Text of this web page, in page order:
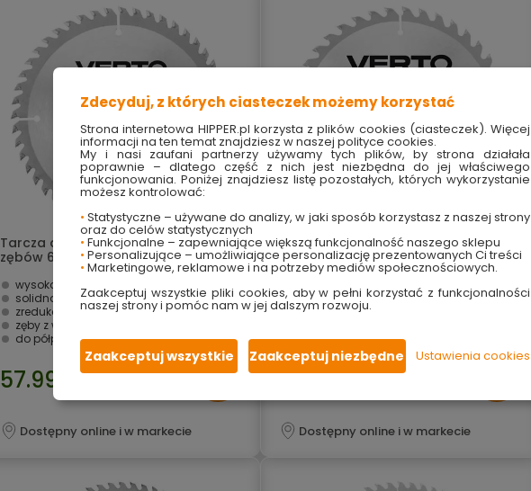
Tarcza do pilarki 160 x 30 mm 48
zębów 61H105 VERTO
wysoka jakość
solidna i wytrzymała
zredukowana grubość
zęby z węglika spiekanego
do półprecyzyjnego cięcia drewna
57.99 zł
Dostępny online i w markecie
Tarcza do pilarki 180 x 30 mm 40
zębów 61H106 VERTO
wysoka jakość
solidna i wytrzymała
zredukowana grubość
do półprecyzyjnego cięcia drewna
57.99 zł
Dostępny online i w markecie
Zdecyduj, z których ciasteczek możemy korzystać
Strona internetowa HIPPER.pl korzysta z plików cookies (ciasteczek). Więcej
informacji na ten temat znajdziesz w naszej polityce cookies.
My i nasi zaufani partnerzy używamy tych plików, by strona działała
poprawnie – dlatego część z nich jest niezbędna do jej właściwego
funkcjonowania. Poniżej znajdziesz listę pozostałych, których wykorzystanie
możesz kontrolować:
• Statystyczne – używane do analizy, w jaki sposób korzystasz z naszej strony
oraz do celów statystycznych
• Funkcjonalne – zapewniające większą funkcjonalność naszego sklepu
• Personalizujące – umożliwiające personalizację prezentowanych Ci treści
• Marketingowe, reklamowe i na potrzeby mediów społecznościowych.
Zaakceptuj wszystkie pliki cookies, aby w pełni korzystać z funkcjonalności
naszej strony i pomóc nam w jej dalszym rozwoju.
Zaakceptuj wszystkie Zaakceptuj niezbędne Ustawienia cookies